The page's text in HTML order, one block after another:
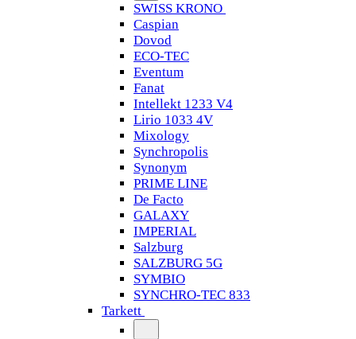
SWISS KRONO
Caspian
Dovod
ECO-TEC
Eventum
Fanat
Intellekt 1233 V4
Lirio 1033 4V
Mixology
Synchropolis
Synonym
PRIME LINE
De Facto
GALAXY
IMPERIAL
Salzburg
SALZBURG 5G
SYMBIO
SYNCHRO-TEC 833
Tarkett